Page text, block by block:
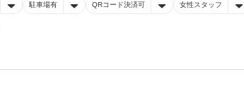
駐車場有 QRコード決済可 女性スタッフ